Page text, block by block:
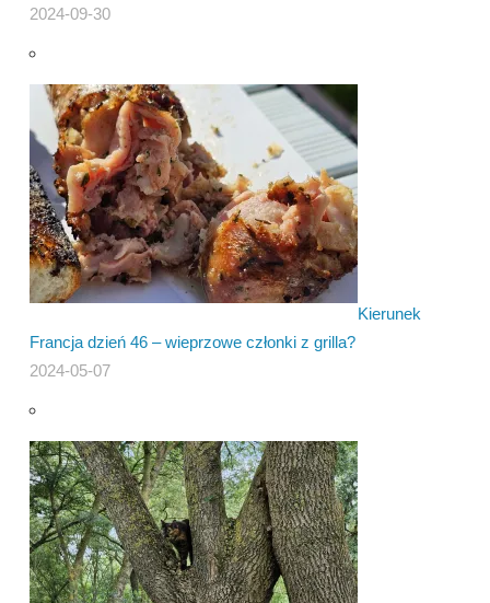
2024-09-30
Kierunek
Francja dzień 46 – wieprzowe członki z grilla?
2024-05-07